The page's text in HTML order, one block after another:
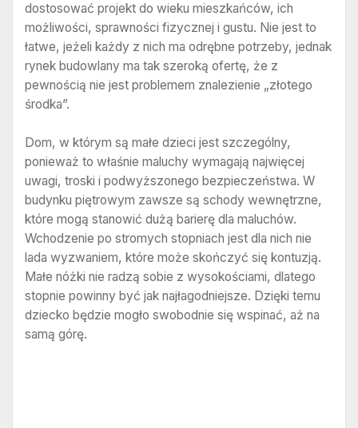
dostosować projekt do wieku mieszkańców, ich
możliwości, sprawności fizycznej i gustu. Nie jest to
łatwe, jeżeli każdy z nich ma odrębne potrzeby, jednak
rynek budowlany ma tak szeroką ofertę, że z
pewnością nie jest problemem znalezienie „złotego
środka”.
Dom, w którym są małe dzieci jest szczególny,
ponieważ to właśnie maluchy wymagają najwięcej
uwagi, troski i podwyższonego bezpieczeństwa. W
budynku piętrowym zawsze są schody wewnętrzne,
które mogą stanowić dużą barierę dla maluchów.
Wchodzenie po stromych stopniach jest dla nich nie
lada wyzwaniem, które może skończyć się kontuzją.
Małe nóżki nie radzą sobie z wysokościami, dlatego
stopnie powinny być jak najłagodniejsze. Dzięki temu
dziecko będzie mogło swobodnie się wspinać, aż na
samą górę.